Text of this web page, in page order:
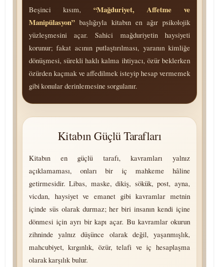
Beşinci kısım, “Mağduriyet, Affetme ve
Manipülasyon” başlığıyla kitabın en ağır psikolojik
yüzleşmesini açar. Sahici mağduriyetin haysiyeti
korunur; fakat acının putlaştırılması, yaranın kimliğe
dönüşmesi, sürekli haklı kalma ihtiyacı, özür beklerken
özürden kaçmak ve affedilmek isteyip hesap vermemek
gibi konular derinlemesine sorgulanır.
Kitabın Güçlü Tarafları
Kitabın en güçlü tarafı, kavramları yalnız
açıklamaması, onları bir iç mahkeme hâline
getirmesidir. Libas, maske, dikiş, sökük, post, ayna,
vicdan, haysiyet ve emanet gibi kavramlar metnin
içinde süs olarak durmaz; her biri insanın kendi içine
dönmesi için ayrı bir kapı açar. Bu kavramlar okurun
zihninde yalnız düşünce olarak değil, yaşanmışlık,
mahcubiyet, kırgınlık, özür, telafi ve iç hesaplaşma
olarak karşılık bulur.